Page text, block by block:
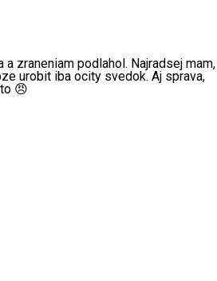
zraneniam podlahol. Najradsej mam,
urobit iba ocity svedok. Aj sprava,
😠